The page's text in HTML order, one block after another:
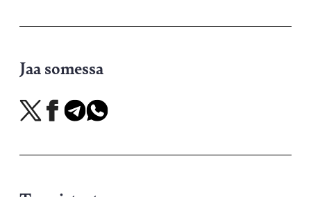
Jaa somessa
Jaa
X-
Jaa
Facebookissa
Jaa
Telegramissa
Jaa
WhatsAppissa